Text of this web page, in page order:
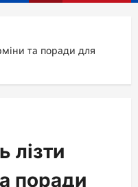
та поради для
лізти
поради